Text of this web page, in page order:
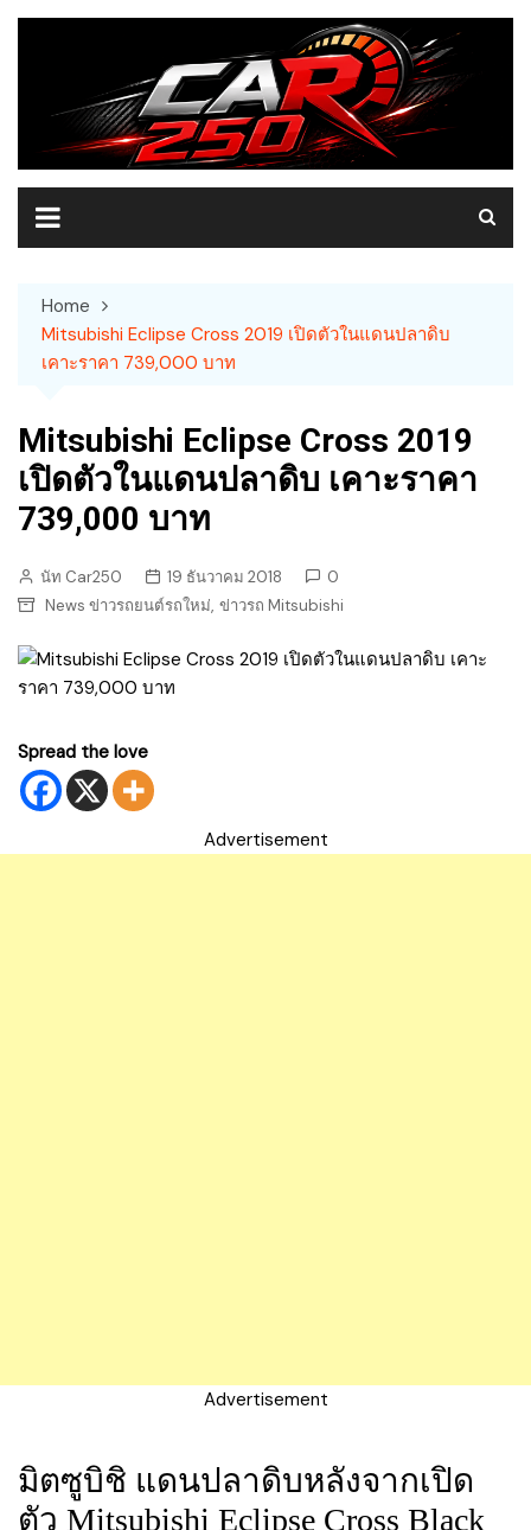
Skip
Home
Mitsubishi Eclipse Cross 2019 เปิดตัวในแดนปลาดิบ
เคาะราคา 739,000 บาท
Mitsubishi Eclipse Cross 2019
เปิดตัวในแดนปลาดิบ เคาะราคา
739,000 บาท
นัท Car250 19 ธันวาคม 2018
0
News ข่าวรถยนต์รถใหม่, ข่าวรถ Mitsubishi
Spread the love
Advertisement
Advertisement
มิตซูบิชิ แดนปลาดิบหลังจากเปิด
ตัว Mitsubishi Eclipse Cross Black